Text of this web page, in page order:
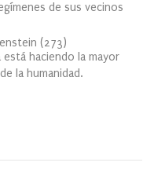
de sus vecinos
(273)
haciendo la mayor
la humanidad.